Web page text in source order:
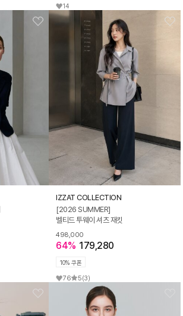
14
IZZAT COLLECTION
[2026 SUMMER]
벨티드 투웨이 셔츠 재킷
498,000
64% 179,280
10% 쿠폰
76 5(3)